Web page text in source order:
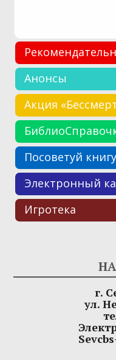
Анонсы
Акция
Посоветуй
Электронный
Игротека
г.
ул.